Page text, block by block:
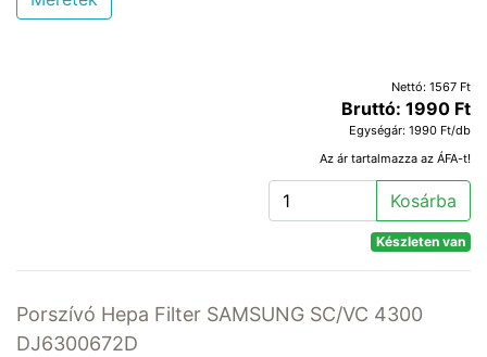
Nettó: 1567 Ft
Bruttó: 1990 Ft
Egységár: 1990 Ft/db
Az ár tartalmazza az ÁFA-t!
Kosárba
Készleten van
Porszívó Hepa Filter SAMSUNG SC/VC 4300
DJ6300672D